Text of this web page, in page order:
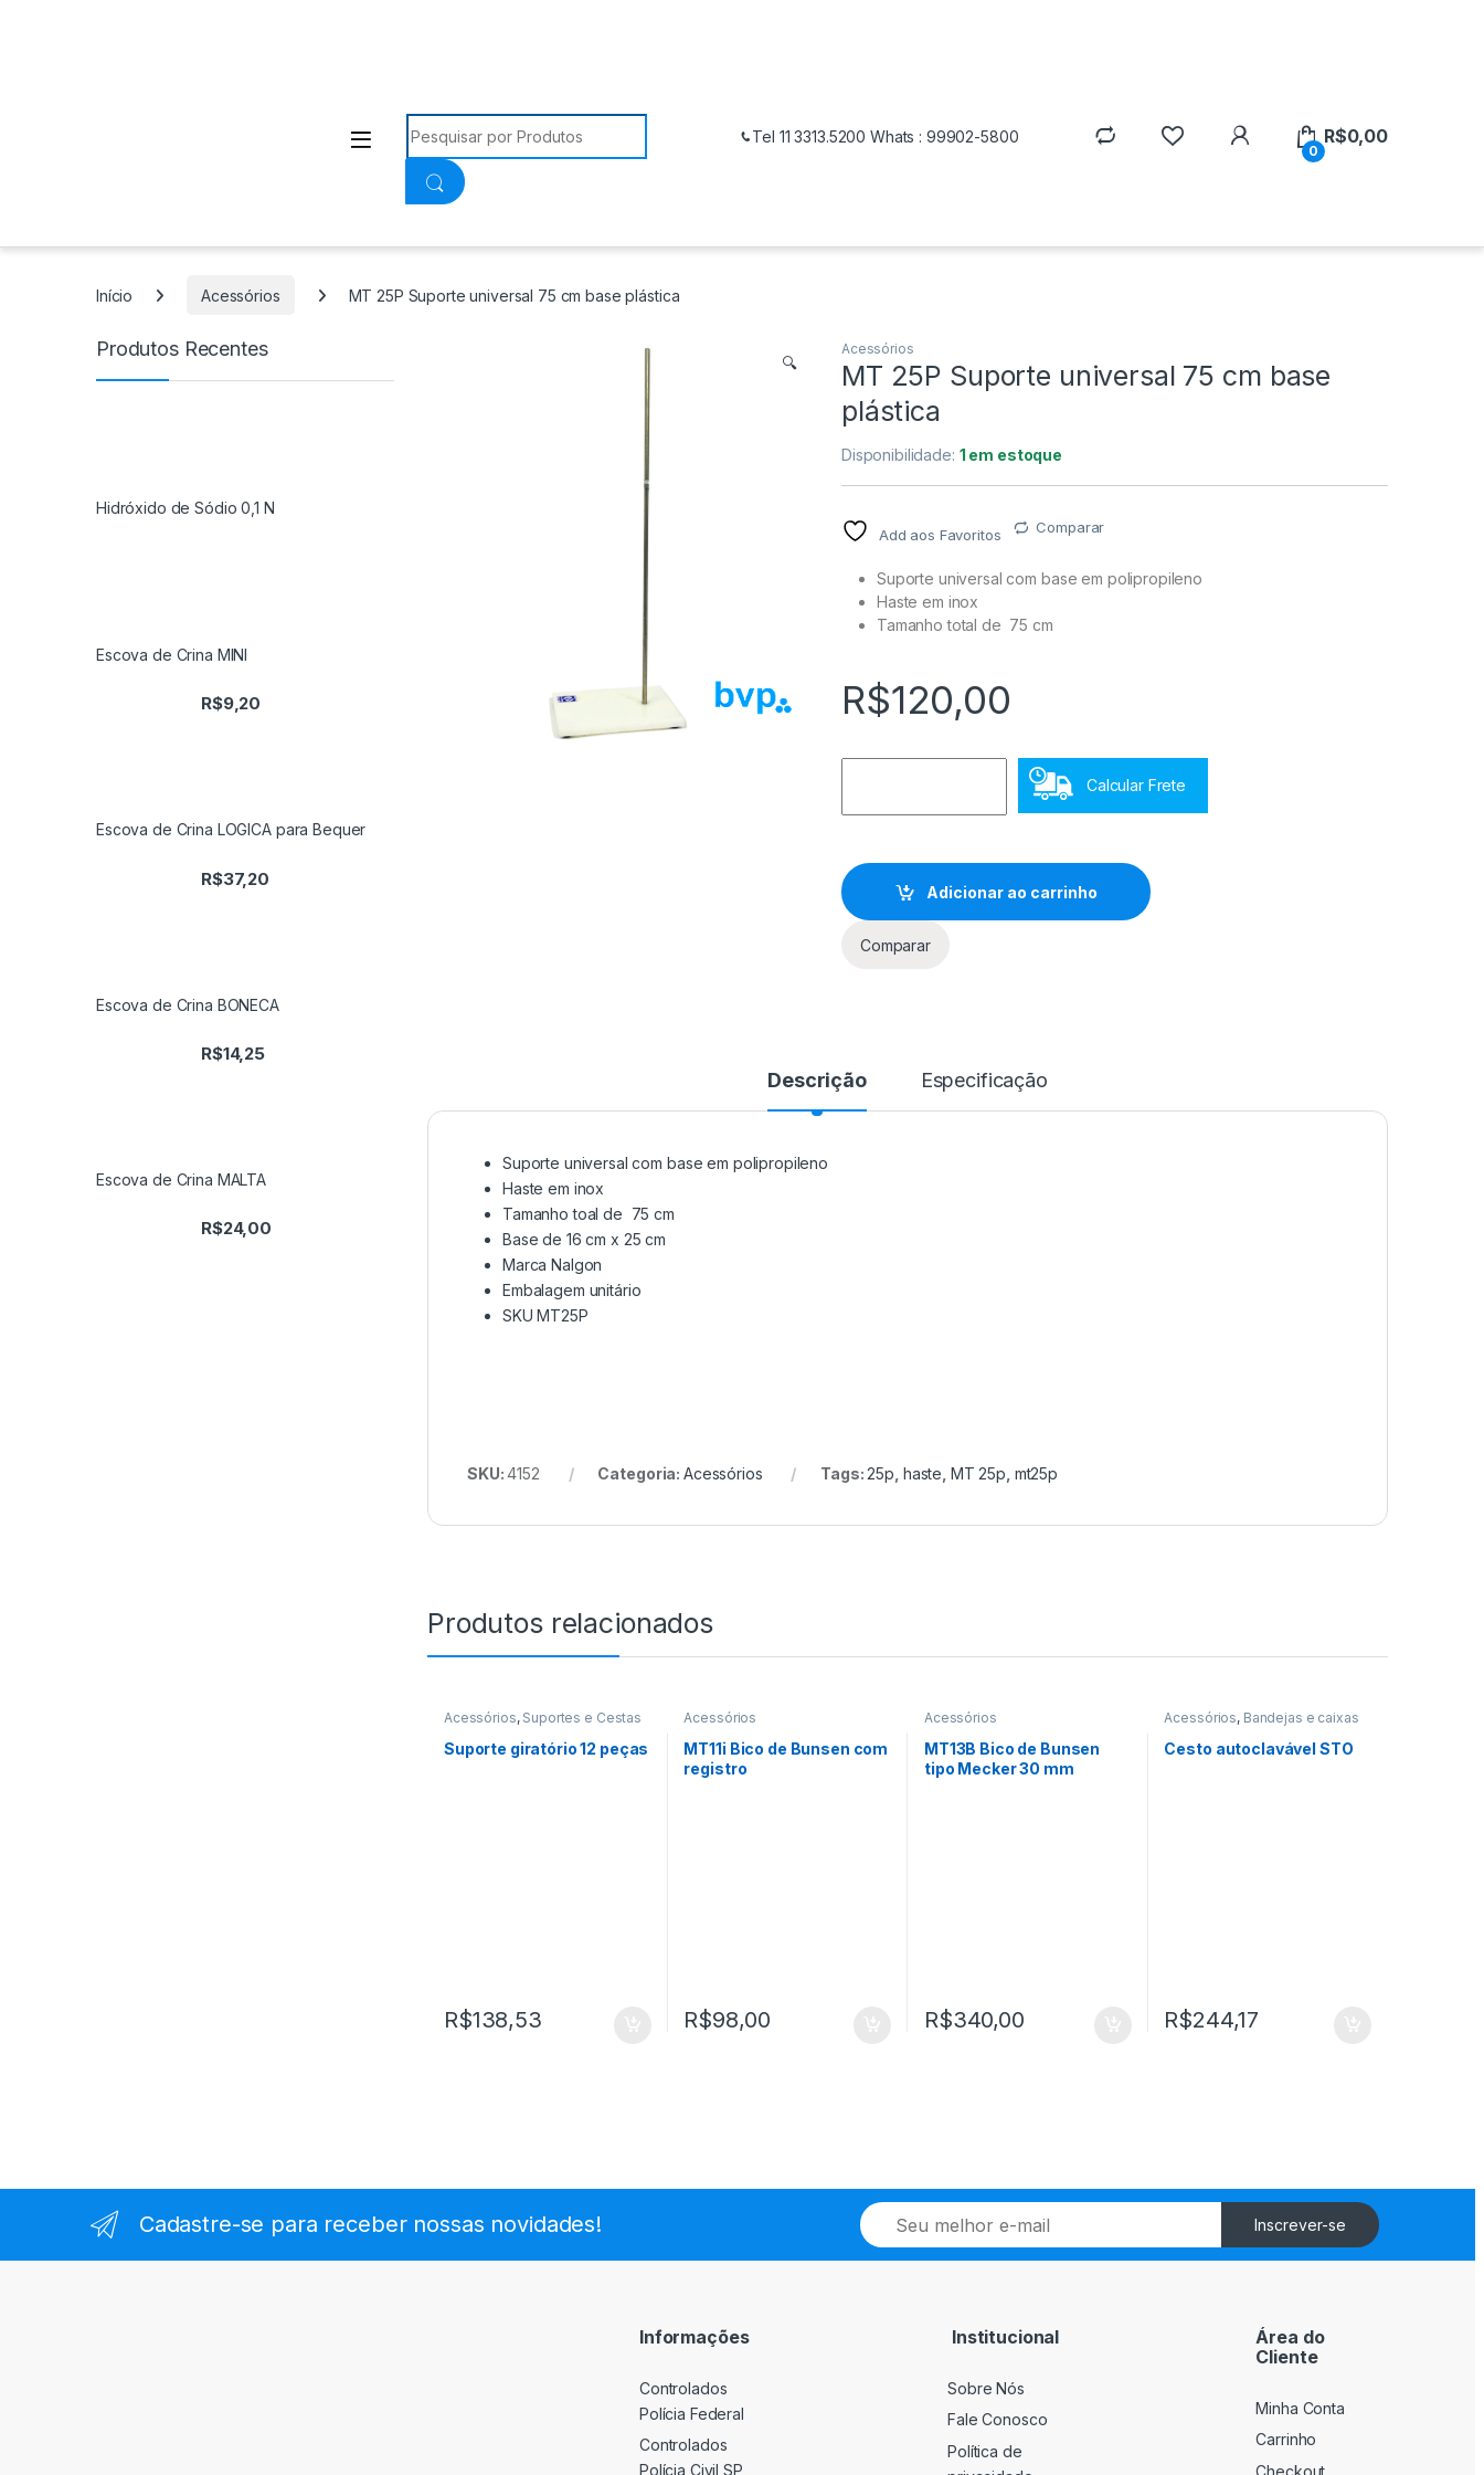
Procurar:
Tel 11 3313.5200 Whats : 99902-5800
0
R$0,00
Início Acessórios MT 25P Suporte universal 75 cm base plástica
🔍
Acessórios
MT 25P Suporte universal 75 cm base
plástica
Disponibilidade: 1 em estoque
Add aos Favoritos Comparar
Suporte universal com base em polipropileno
Haste em inox
Tamanho total de 75 cm
R$120,00
Calcular Frete
Adicionar ao carrinho
Comparar
Descrição Especificação
Suporte universal com base em polipropileno
Haste em inox
Tamanho toal de 75 cm
Base de 16 cm x 25 cm
Marca Nalgon
Embalagem unitário
SKU MT25P
SKU:4152 Categoria: Acessórios Tags:25p haste MT 25p mt25p
Produtos relacionados
Acessórios, Suportes e Cestas
Suporte giratório 12 peças
R$138,53
Acessórios
MT11i Bico de Bunsen com
registro
R$98,00
Acessórios
MT13B Bico de Bunsen
tipo Mecker 30 mm
R$340,00
Acessórios, Bandejas e caixas
Cesto autoclavável STO
R$244,17
Produtos Recentes
Hidróxido de Sódio 0,1 N
Escova de Crina MINI
R$9,20
Escova de Crina LOGICA para Bequer
R$37,20
Escova de Crina BONECA
R$14,25
Escova de Crina MALTA
R$24,00
Cadastre-se para receber nossas novidades!
E
m
a
Inscrever-se
Informações
Controlados
Polícia Federal
Controlados
Polícia Civil SP
Institucional
Sobre Nós
Fale Conosco
Política de
Área do
Cliente
Minha Conta
Carrinho
Checkout